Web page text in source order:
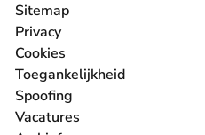
Sitemap
Privacy
Cookies
Toegankelijkheid
Spoofing
Vacatures
- U verlaat Rechtspraak.nl